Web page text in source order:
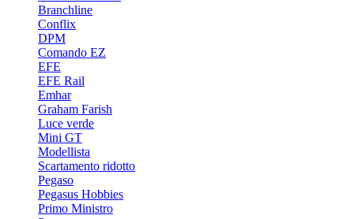
Branchline
Conflix
DPM
Comando EZ
EFE
EFE Rail
Emhar
Graham Farish
Luce verde
Mini GT
Modellista
Scartamento ridotto
Pegaso
Pegasus Hobbies
Primo Ministro